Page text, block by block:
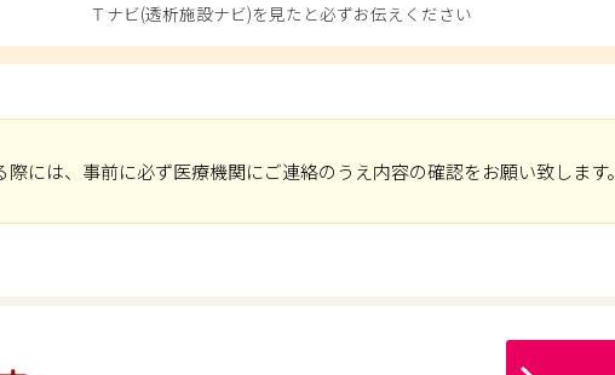
Ｔナビ(透析施設ナビ)を見たと必ずお伝えください
際には、事前に必ず医療機関にご連絡のうえ内容の確認をお願い致します。